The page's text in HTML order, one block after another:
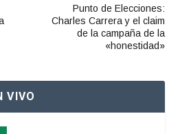
Punto de Elecciones:
Charles Carrera y el claim
de la campaña de la
«honestidad»
VIVO